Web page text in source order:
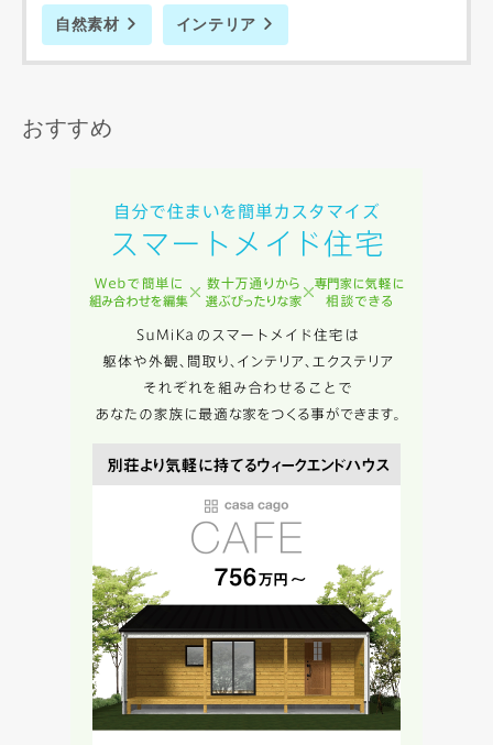
自然素材 インテリア
おすすめ